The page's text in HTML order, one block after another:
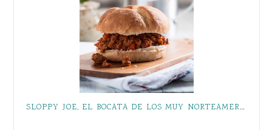
SLOPPY JOE, EL BOCATA DE LOS MUY NORTEAMERICANOS